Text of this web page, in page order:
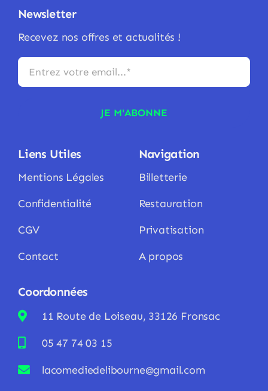
Newsletter
Recevez nos offres et actualités !
JE M'ABONNE
Liens Utiles
Mentions Légales
Confidentialité
CGV
Contact
Navigation
Billetterie
Restauration
Privatisation
A propos
Coordonnées
11 Route de Loiseau, 33126 Fronsac
05 47 74 03 15
lacomediedelibourne@gmail.com